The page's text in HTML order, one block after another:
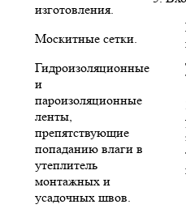
изготовления.
Москитные сетки.
Гидроизоляционные
и
пароизоляционные
ленты,
препятствующие
попаданию влаги в
утеплитель
монтажных и
усадочных швов.